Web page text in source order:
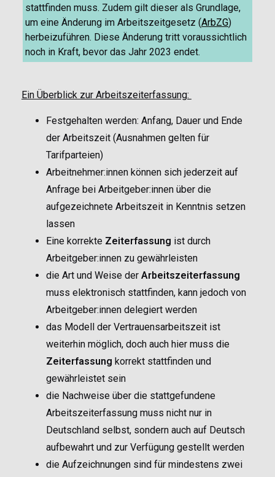
stattfinden muss. Zudem gilt dieser als Grundlage,
um eine Änderung im Arbeitszeitgesetz (ArbZG)
herbeizuführen. Diese Änderung tritt voraussichtlich
noch in Kraft, bevor das Jahr 2023 endet.
Ein Überblick zur Arbeitszeiterfassung:
Festgehalten werden: Anfang, Dauer und Ende
der Arbeitszeit (Ausnahmen gelten für
Tarifparteien)
Arbeitnehmer:innen können sich jederzeit auf
Anfrage bei Arbeitgeber:innen über die
aufgezeichnete Arbeitszeit in Kenntnis setzen
lassen
Eine korrekte Zeiterfassung ist durch
Arbeitgeber:innen zu gewährleisten
die Art und Weise der Arbeitszeiterfassung
muss elektronisch stattfinden, kann jedoch von
Arbeitgeber:innen delegiert werden
das Modell der Vertrauensarbeitszeit ist
weiterhin möglich, doch auch hier muss die
Zeiterfassung korrekt stattfinden und
gewährleistet sein
die Nachweise über die stattgefundene
Arbeitszeiterfassung muss nicht nur in
Deutschland selbst, sondern auch auf Deutsch
aufbewahrt und zur Verfügung gestellt werden
die Aufzeichnungen sind für mindestens zwei